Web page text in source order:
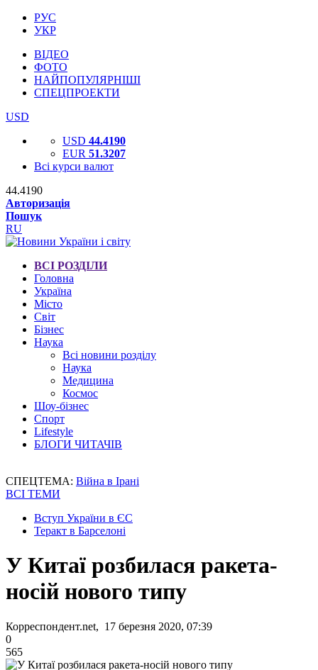
РУС
УКР
ВІДЕО
ФОТО
НАЙПОПУЛЯРНІШІ
СПЕЦПРОЕКТИ
USD
USD 44.4190
EUR 51.3207
Всі курси валют
44.4190
Авторизація
Пошук
RU
ВСІ РОЗДІЛИ
Головна
Україна
Місто
Світ
Бізнес
Наука
Всі новини розділу
Наука
Медицина
Космос
Шоу-бізнес
Спорт
Lifestyle
БЛОГИ ЧИТАЧІВ
СПЕЦТЕМА: Війна в Ірані
ВСІ ТЕМИ
Вступ України в ЄС
Теракт в Барселоні
У Китаї розбилася ракета-
носій нового типу
Корреспондент.net, 17 березня 2020, 07:39
0
565